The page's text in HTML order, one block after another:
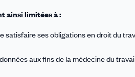
ainsi limitées à:
satisfaire ses obligations en droit du
aux fins de la médecine du